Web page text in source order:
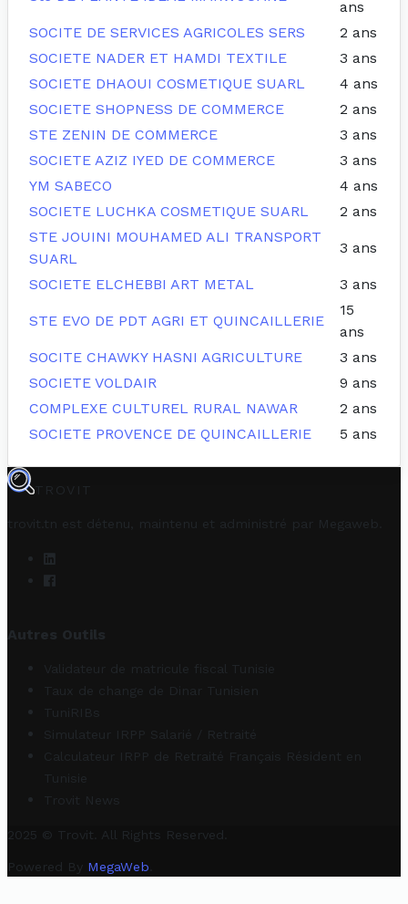
ans
SOCITE DE SERVICES AGRICOLES SERS
2 ans
SOCIETE NADER ET HAMDI TEXTILE
3 ans
SOCIETE DHAOUI COSMETIQUE SUARL
4 ans
SOCIETE SHOPNESS DE COMMERCE
2 ans
STE ZENIN DE COMMERCE
3 ans
SOCIETE AZIZ IYED DE COMMERCE
3 ans
YM SABECO
4 ans
SOCIETE LUCHKA COSMETIQUE SUARL
2 ans
STE JOUINI MOUHAMED ALI TRANSPORT
SUARL
3 ans
SOCIETE ELCHEBBI ART METAL 3 ans
STE EVO DE PDT AGRI ET QUINCAILLERIE
15
ans
SOCITE CHAWKY HASNI AGRICULTURE
3 ans
SOCIETE VOLDAIR
9 ans
COMPLEXE CULTUREL RURAL NAWAR
2 ans
SOCIETE PROVENCE DE QUINCAILLERIE
5 ans
TROVIT
trovit.tn est détenu, maintenu et administré par Megaweb
Autres Outils
Validateur de matricule fiscal Tunisie
Taux de change de Dinar Tunisien
TuniRIBs
Simulateur IRPP Salarié / Retraité
Calculateur IRPP de Retraité Français Résident en
Tunisie
Trovit News
2025 © Trovit. All Rights Reserved.
Powered By MegaWeb